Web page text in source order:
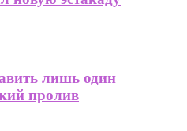
лишь один
пролив